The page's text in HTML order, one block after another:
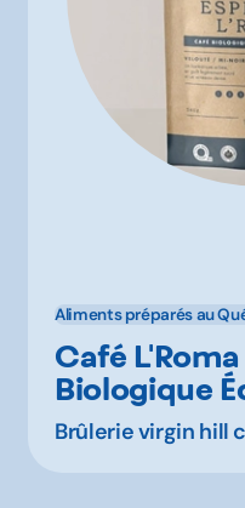
Aliments préparés au
Café L'Roma
Biologique
Brûlerie virgin hill